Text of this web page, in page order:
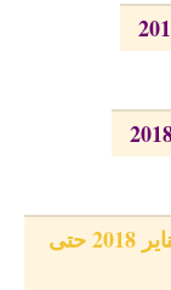
من 29 يناير 2018 حتى